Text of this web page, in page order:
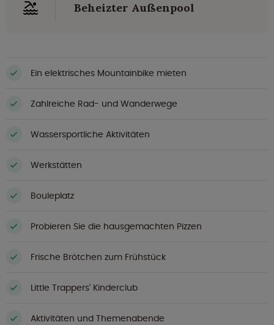
Beheizter Außenpool
Ein elektrisches Mountainbike mieten
Zahlreiche Rad- und Wanderwege
Wassersportliche Aktivitäten
Werkstätten
Bouleplatz
Probieren Sie die hausgemachten Pizzen
Frische Brötchen zum Frühstück
Little Trappers' Kinderclub
Aktivitäten und Themenabende